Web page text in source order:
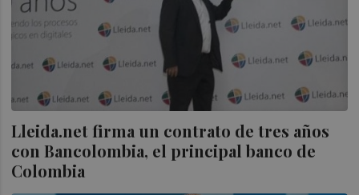
Lleida.net firma un contrato de tres años
con Bancolombia, el principal banco de
Colombia